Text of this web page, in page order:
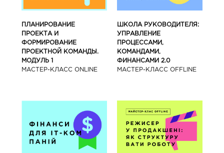
ПЛАНИРОВАНИЕ
ПРОЕКТА И
ФОРМИРОВАНИЕ
ПРОЕКТНОЙ КОМАНДЫ.
МОДУЛЬ 1
МАСТЕР-КЛАСС ONLINE
ШКОЛА РУКОВОДИТЕЛЯ:
УПРАВЛЕНИЕ
ПРОЦЕССАМИ,
КОМАНДАМИ,
ФИНАНСАМИ 2.0
МАСТЕР-КЛАСС OFFLINE